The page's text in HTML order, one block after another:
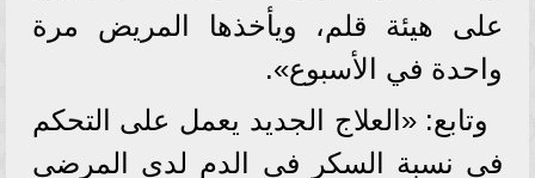
على هيئة قلم، ويأخذها المريض مرة
واحدة في الأسبوع».
وتابع: «العلاج الجديد يعمل على التحكم
في نسبة السكر في الدم لدى المرضى